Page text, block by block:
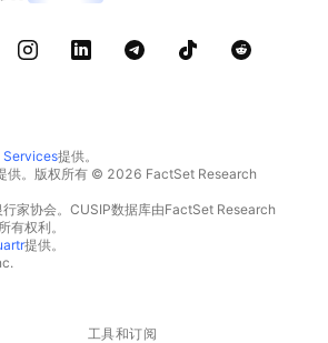
Services提供。
供。版权所有 © 2026 FactSet Research
家协会。CUSIP数据库由FactSet Research
有权利。
提供。
工具和订阅